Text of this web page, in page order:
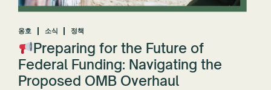
옹호 소식 정책
Preparing for the Future of
Federal Funding: Navigating the
Proposed OMB Overhaul